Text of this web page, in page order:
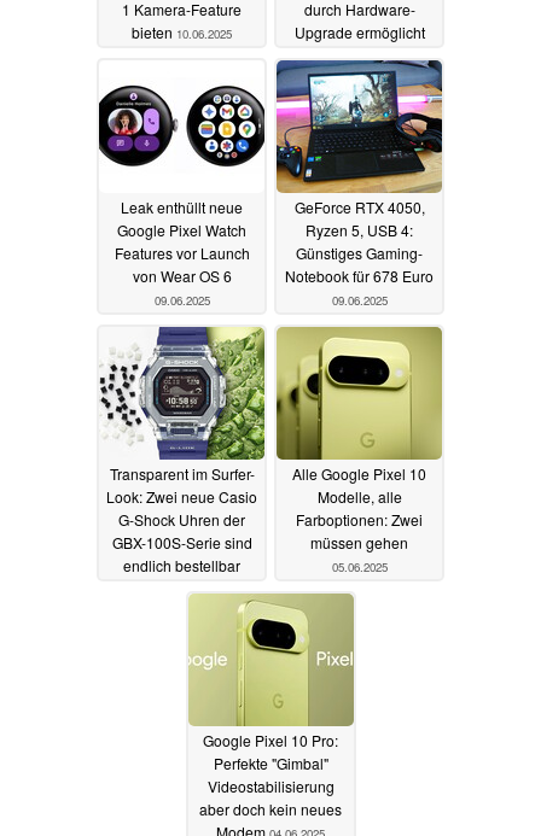
1 Kamera-Feature
bieten 10.06.2025
durch Hardware-
Upgrade ermöglicht
09.06.2025
Leak enthüllt neue
Google Pixel Watch
Features vor Launch
von Wear OS 6
09.06.2025
GeForce RTX 4050,
Ryzen 5, USB 4:
Günstiges Gaming-
Notebook für 678 Euro
09.06.2025
Transparent im Surfer-
Look: Zwei neue Casio
G-Shock Uhren der
GBX-100S-Serie sind
endlich bestellbar
09.06.2025
Alle Google Pixel 10
Modelle, alle
Farboptionen: Zwei
müssen gehen
05.06.2025
Google Pixel 10 Pro:
Perfekte "Gimbal"
Videostabilisierung
aber doch kein neues